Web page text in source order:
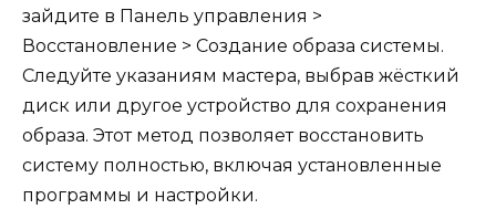
зайдите в Панель управления >
Восстановление > Создание образа системы.
Следуйте указаниям мастера, выбрав жёсткий
диск или другое устройство для сохранения
образа. Этот метод позволяет восстановить
систему полностью, включая установленные
программы и настройки.